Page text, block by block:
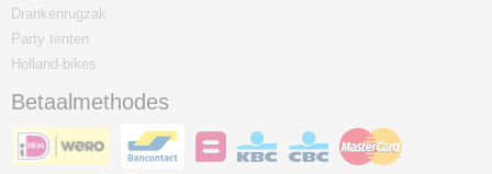
Drankenrugzak
Party tenten
Holland-bikes
Betaalmethodes